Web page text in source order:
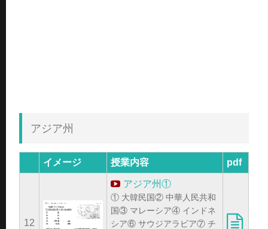
アジア州
イメージ 授業内容 pdf
12
アジア州①
① 大韓民国② 中華人民共和
国③ マレーシア④ インドネ
シア⑥ サウジアラビア⑦ チ